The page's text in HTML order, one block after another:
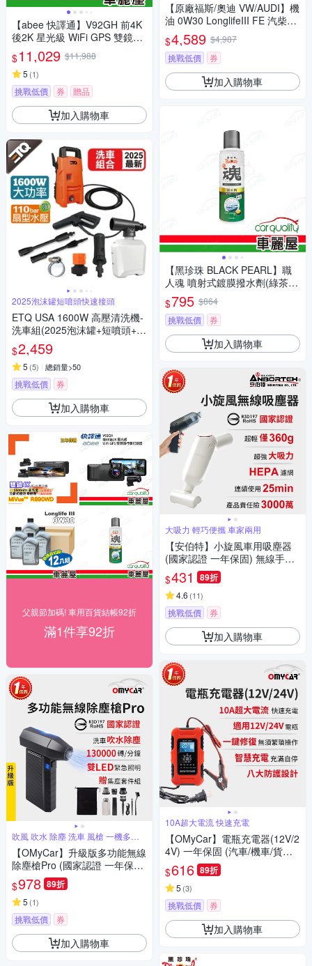
【abee 快譯通】V92GH 前4K
後2K 星光級 WiFi GPS 雙鏡頭
行車記錄器_送安裝 (車麗屋)
$11,029 $11,988
5 (1)
挑戰低價 券 贈品
加入購物車
2025泡沫罐短噴頭快速接頭
ETQ USA 1600W 高壓清洗機-
洗車組(2025泡沫罐+短噴頭+快
速接頭)
$2,459
5 (5) 總銷量>50
挑戰低價 券
加入購物車
父親節加碼! 車用百貨結帳92折
滿1件享92折
吹風 吹水 除塵 洗車 風槍 一機多用
途
【OMyCar】升級版多功能無線
除塵槍Pro (國家認證 一年保固)
充氣洗車 暴力渦輪風扇 手持強
力風槍 暴力吹風
$978 89折
5 (1)
挑戰低價 券
加入購物車
【原廠福斯/奧迪 VW/AUDI】機
油 0W30 LonglifeIII FE 汽柴油
1L 整箱12入(車麗屋)
$4,589 $4,987
挑戰低價
券
加入購物車
【黑珍珠 BLACK PEARL】職
人魂 噴射式鍍膜撥水劑(綠茶薄
荷) 220ml 8入組(車麗屋)
$795 $864
挑戰低價
券
加入購物車
大吸力 輕巧便攜 車家兩用
【安伯特】小旋風車用吸塵器
(國家認證 一年保固) 無線手持
車家兩用 強勁吸力 USB充電
$431 89折
4.6 (11)
挑戰低價 券
加入購物車
10A超大電流 快速充電
【OMyCar】電瓶充電器(12V/2
4V) 一年保固 (汽車/機車/貨車/
電瓶修復)
$616 89折
5 (3)
挑戰低價 券
加入購物車